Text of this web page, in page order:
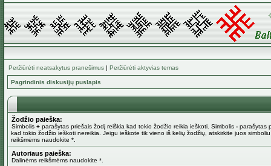
Peržiūrėti neatsakytus pranešimus | Peržiūrėti aktyvias temas
Pagrindinis diskusijų puslapis
Žodžio paieška:
Simbolis + parašytas priešais žodį reiškia kad tokio žodžio reikia ieškoti. Simbolis - parašytas
kad tokio žodžio ieškoti nereikia. Jeigu ieškote tik vieno iš kelių žodžių, atskirkite juos
reikšmėms naudokite *.
Autoriaus paieška:
Dalinėms reikšmėms naudokite *.